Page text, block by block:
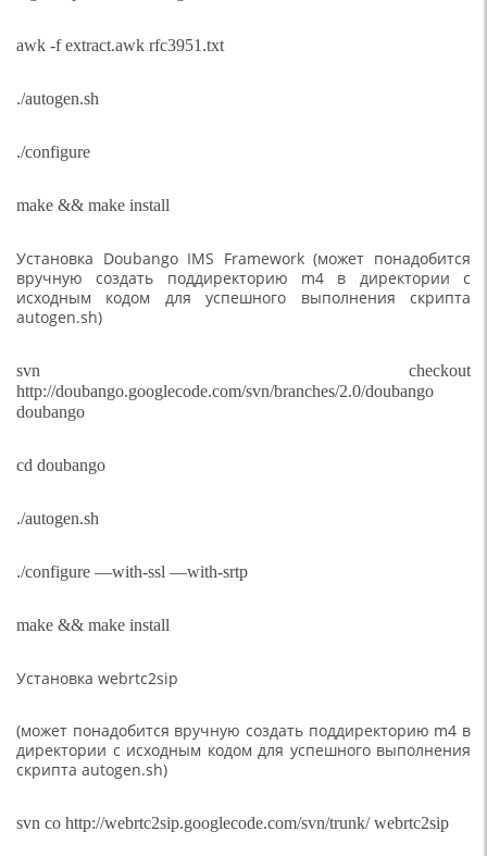
awk -f extract.awk rfc3951.txt
./autogen.sh
./configure
make && make install
Установка Doubango IMS Framework (может понадобится
вручную создать поддиректорию m4 в директории с
исходным кодом для успешного выполнения скрипта
autogen.sh)
svn checkout
http://doubango.googlecode.com/svn/branches/2.0/doubango
doubango
cd doubango
./autogen.sh
./configure —with-ssl —with-srtp
make && make install
Установка webrtc2sip
(может понадобится вручную создать поддиректорию m4 в
директории с исходным кодом для успешного выполнения
скрипта autogen.sh)
svn co http://webrtc2sip.googlecode.com/svn/trunk/ webrtc2sip